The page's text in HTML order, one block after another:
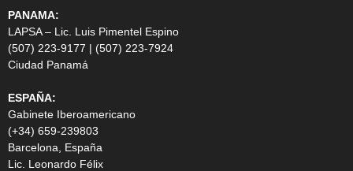
PANAMA:
LAPSA – Lic. Luis Pimentel Espino
(507) 223-9177 | (507) 223-7924
Ciudad Panamá
ESPAÑA:
Gabinete Iberoamericano
(+34) 659-239803
Barcelona, España
Lic. Leonardo Félix